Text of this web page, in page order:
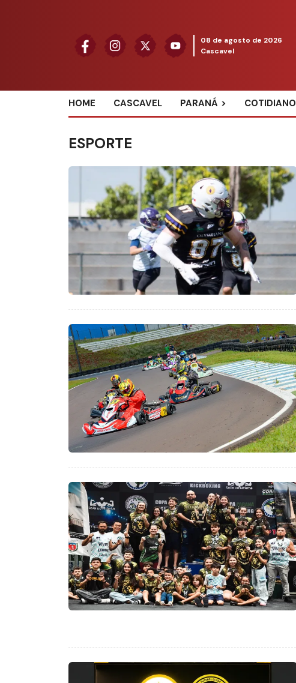
08 de agosto de 2026
Cascavel
HOME CASCAVEL PARANÁ COTIDIANO
ESPORTE